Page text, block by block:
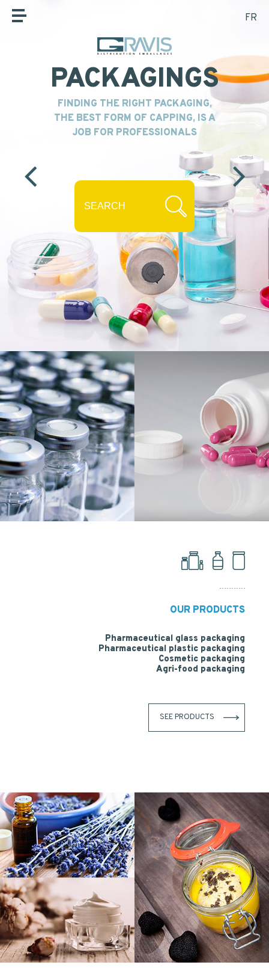
HOME
WHO ARE WE
OUR MARKETS
CONTACT
CONTACT
CONTACT US
BE RECALLED
Or call us : 02 41 96 90 10
FR
SEARCH
PACKAGINGS
FINDING THE RIGHT PACKAGING,
THE BEST FORM OF CAPPING, IS A
JOB FOR PROFESSIONALS
OUR PRODUCTS
Pharmaceutical glass packaging
Pharmaceutical plastic packaging
Cosmetic packaging
Agri-food packaging
SEE PRODUCTS
Fill out the form below to be recalled or contacted by
mail.
EMAIL
Postal code*
MESSAGE
I consent to the collection, processing, use of my
personal data. *
Yes
*